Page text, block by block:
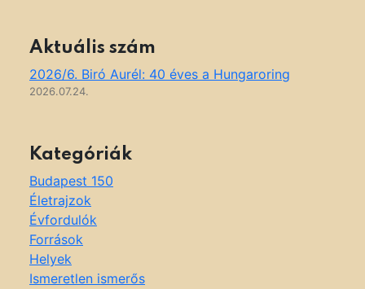
Aktuális szám
2026/6. Biró Aurél: 40 éves a Hungaroring
2026.07.24.
Kategóriák
Budapest 150
Életrajzok
Évfordulók
Források
Helyek
Ismeretlen ismerős